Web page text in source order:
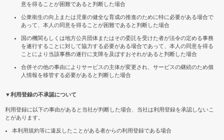
意を得ることが困難であると判断した場合
公衆衛生の向上または児童の健全な育成の推進のために特に必要がある場合で
あって、本人の同意を得ることが困難であると判断した場合
国の機関もしくは地方公共団体またはその委託を受けた者が法令の定める事務
を遂行することに対して協力する必要がある場合であって、本人の同意を得る
ことにより当該事務の遂行に支障を及ぼすおそれがあると判断した場合
合併その他の事由によりサービスの主体が変更され、サービスの継続のため個
人情報を移管する必要があると判断した場合
▼利用登録の不承認について
利用登録に以下の事由があると当社が判断した場合、当社は利用登録を承認しないこ
とがあります。
本利用規約等に違反したことがある者からの利用登録である場合